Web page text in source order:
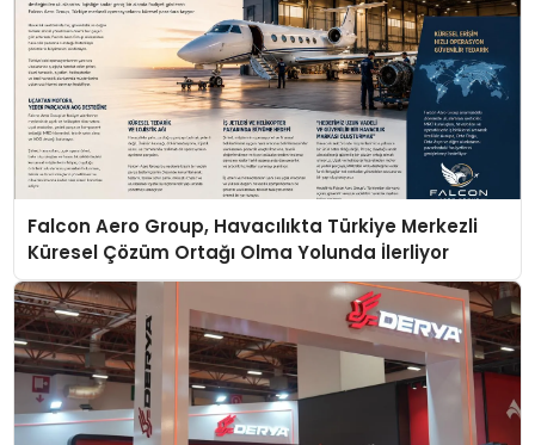
Falcon Aero Group, Havacılıkta Türkiye Merkezli
Küresel Çözüm Ortağı Olma Yolunda İlerliyor